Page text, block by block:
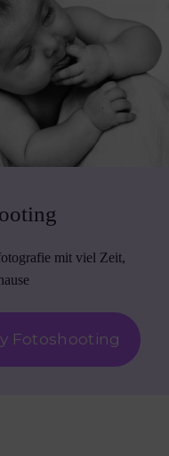
mit viel Zeit,
Fotoshooting